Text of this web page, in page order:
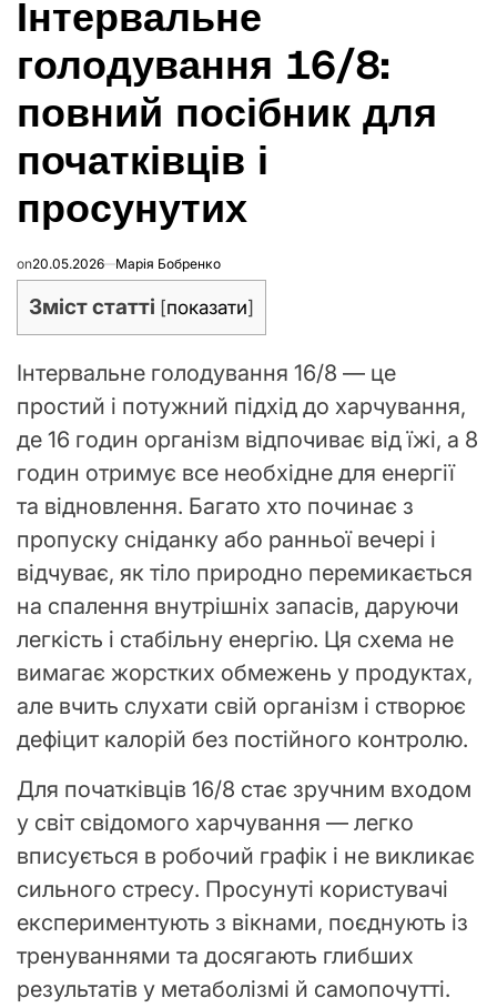
Інтервальне
голодування 16/8:
повний посібник для
початківців і
просунутих
on20.05.2026 Марія Бобренко
Зміст статті [показати]
Інтервальне голодування 16/8 — це
простий і потужний підхід до харчування,
де 16 годин організм відпочиває від їжі, а 8
годин отримує все необхідне для енергії
та відновлення. Багато хто починає з
пропуску сніданку або ранньої вечері і
відчуває, як тіло природно перемикається
на спалення внутрішніх запасів, даруючи
легкість і стабільну енергію. Ця схема не
вимагає жорстких обмежень у продуктах,
але вчить слухати свій організм і створює
дефіцит калорій без постійного контролю.
Для початківців 16/8 стає зручним входом
у світ свідомого харчування — легко
вписується в робочий графік і не викликає
сильного стресу. Просунуті користувачі
експериментують з вікнами, поєднують із
тренуваннями та досягають глибших
результатів у метаболізмі й самопочутті.